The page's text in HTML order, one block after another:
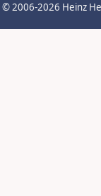
© 2006-2026 Heinz